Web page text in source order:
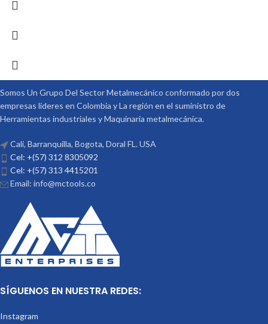
Somos Un Grupo Del Sector Metalmecánico conformado por dos
empresas lideres en Colombia y La región en el suministro de
Herramientas industriales y Maquinaria metalmecánica.
Cali, Barranquilla, Bogota, Doral FL. USA
Cel: +(57) 312 8305092
Cel: +(57) 313 4415201
Email: info@mctools.co
SÍGUENOS EN NUESTRA REDES:
Instagram